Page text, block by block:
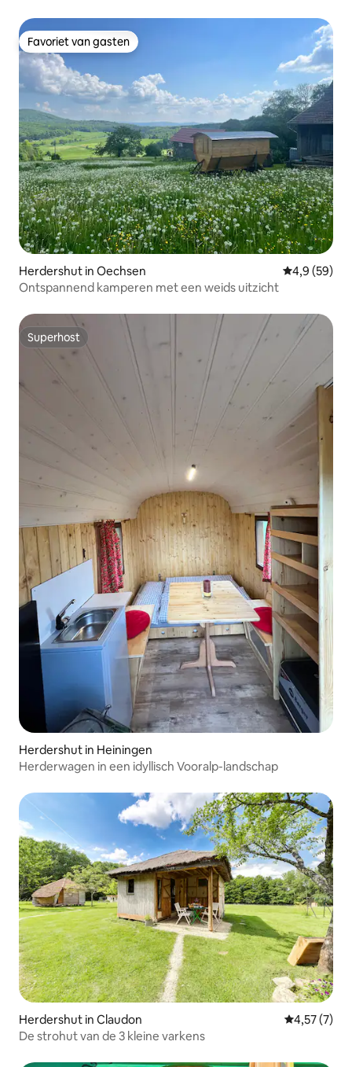
Favoriet van gasten
Favoriet van gasten
Herdershut in Oechsen Gemiddelde
4,9 (59)
Ontspannend kamperen met een weids uitzicht
Superhost
Superhost
Herdershut in Heiningen
Herderwagen in een idyllisch Vooralp-landschap
Herdershut in Claudon
4,57 (7)
De strohut van de 3 kleine varkens